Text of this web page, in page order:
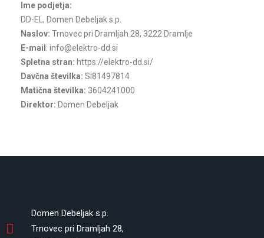
Ime podjetja:
DD-EL, Domen Debeljak s.p.
Naslov: Trnovec pri Dramljah 28, 3222 Dramlje
E-mail : info@elektro-dd.si
Spletna stran: https://elektro-dd.si/
Davčna številka: SI81497814
Matična številka: 3604241000
Direktor: Domen Debeljak
Domen Debeljak s.p.
Trnovec pri Dramljah 28,